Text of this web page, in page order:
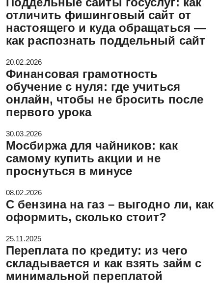
отличить фишинговый сайт от
настоящего и куда обращаться —
как распознать поддельный сайт
20.02.2026
Финансовая грамотность
обучение с нуля: где учиться
онлайн, чтобы не бросить после
первого урока
30.03.2026
Мосбиржа для чайников: как
самому купить акции и не
проснуться в минусе
08.02.2026
С бензина на газ – выгодно ли, как
оформить, сколько стоит?
25.11.2025
Переплата по кредиту: из чего
складывается и как взять займ с
минимальной переплатой